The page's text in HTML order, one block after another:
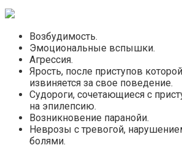
Возбудимость.
Эмоциональные вспышки.
Агрессия.
Ярость, после приступов
извиняется за свое поведение.
Судороги, сочетающиеся с
на эпилепсию.
Возникновение паранойи.
Неврозы с тревогой,
болями.